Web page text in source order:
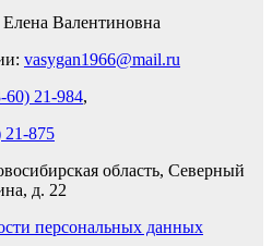
Валентиновна
vasygan1966@mail.ru
60) 21-984,
21-875
область, Северный
д. 22
персональных данных